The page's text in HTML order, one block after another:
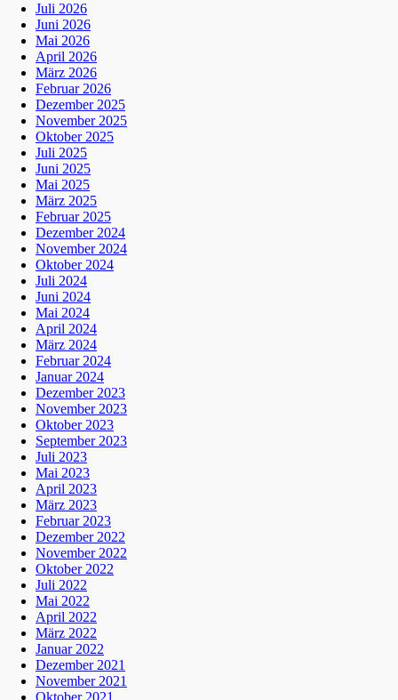
Juli 2026
Juni 2026
Mai 2026
April 2026
März 2026
Februar 2026
Dezember 2025
November 2025
Oktober 2025
Juli 2025
Juni 2025
Mai 2025
März 2025
Februar 2025
Dezember 2024
November 2024
Oktober 2024
Juli 2024
Juni 2024
Mai 2024
April 2024
März 2024
Februar 2024
Januar 2024
Dezember 2023
November 2023
Oktober 2023
September 2023
Juli 2023
Mai 2023
April 2023
März 2023
Februar 2023
Dezember 2022
November 2022
Oktober 2022
Juli 2022
Mai 2022
April 2022
März 2022
Januar 2022
Dezember 2021
November 2021